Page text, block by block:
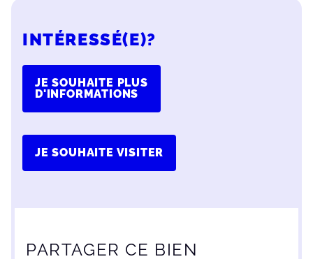
INTÉRESSÉ(E)?
JE SOUHAITE PLUS
D'INFORMATIONS
JE SOUHAITE VISITER
PARTAGER CE BIEN